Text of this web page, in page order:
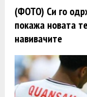
(ФОТО) Си го
покажа новата
навивачите